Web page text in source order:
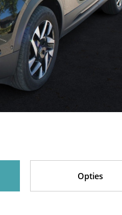
Opties